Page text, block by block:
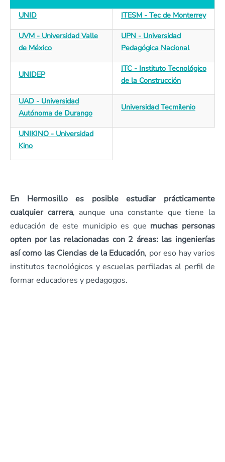
UNID ITESM - Tec de Monterrey
UVM - Universidad Valle
de México
UPN - Universidad
Pedagógica Nacional
UNIDEP
ITC - Instituto Tecnológico
de la Construcción
UAD - Universidad
Autónoma de Durango
Universidad Tecmilenio
UNIKINO - Universidad
Kino
En Hermosillo es posible estudiar prácticamente
cualquier carrera, aunque una constante que tiene la
educación de este municipio es que muchas personas
opten por las relacionadas con 2 áreas: las ingenierías
así como las Ciencias de la Educación, por eso hay varios
institutos tecnológicos y escuelas perfiladas al perfil de
formar educadores y pedagogos.